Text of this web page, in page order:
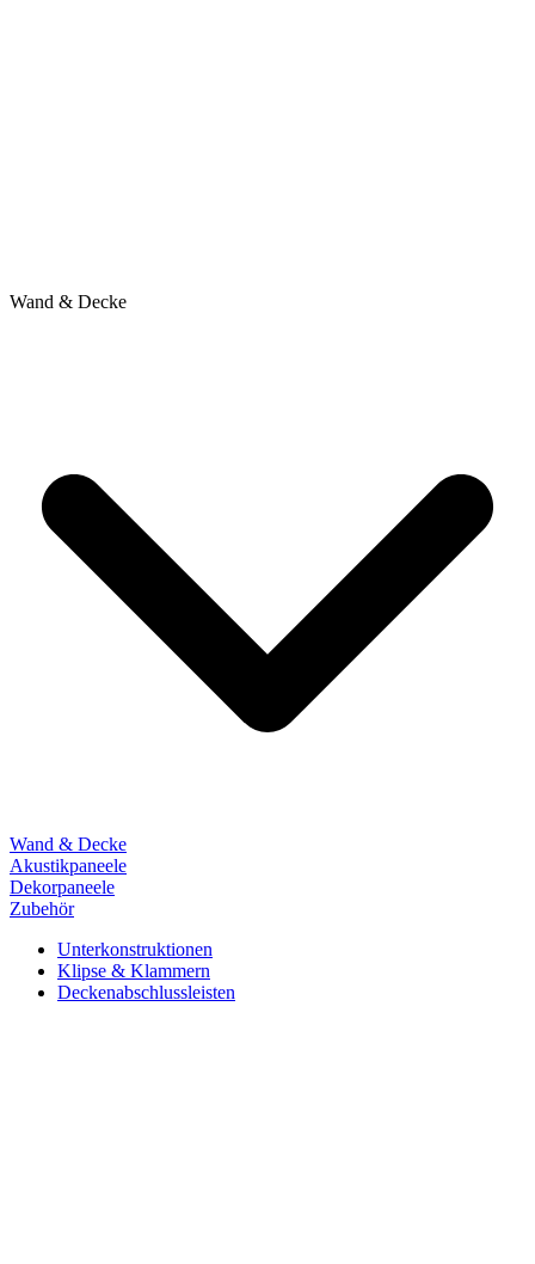
Wand & Decke
Wand & Decke
Akustikpaneele
Dekorpaneele
Zubehör
Unterkonstruktionen
Klipse & Klammern
Deckenabschlussleisten